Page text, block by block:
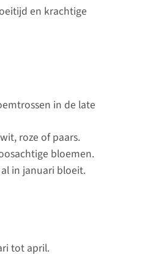
en krachtige
in de late
roze of paars.
bloemen.
in januari bloeit.
tot april.